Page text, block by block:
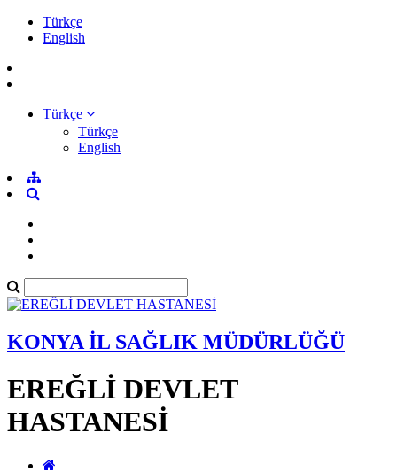
Türkçe
English
Türkçe
Türkçe
English
KONYA İL SAĞLIK MÜDÜRLÜĞÜ
EREĞLİ DEVLET
HASTANESİ